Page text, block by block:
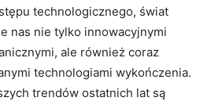
technologicznego, świat
nas nie tylko innowacyjnymi
ale również coraz
technologiami wykończenia.
trendów ostatnich lat są